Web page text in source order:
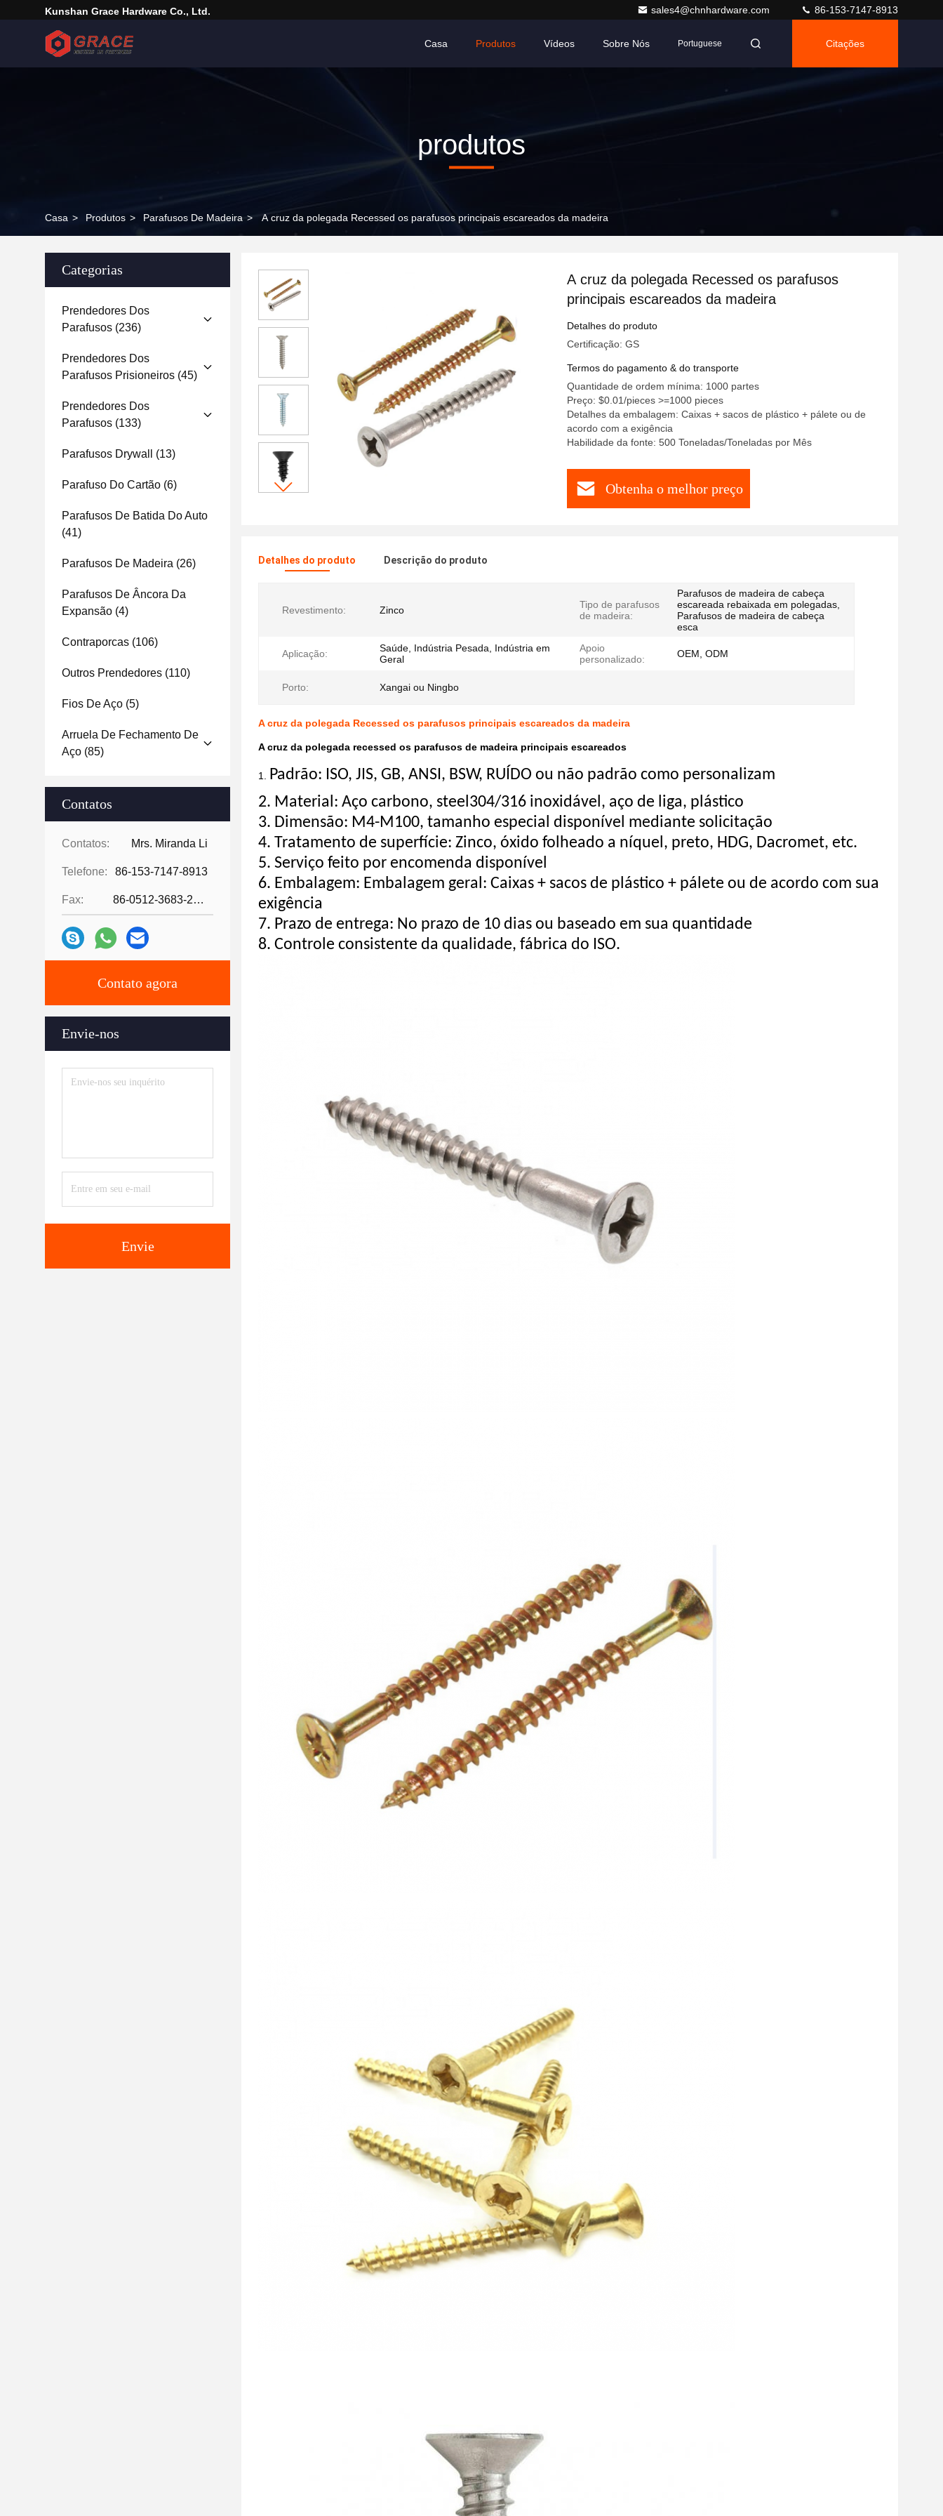
Kunshan Grace Hardware Co., Ltd. sales4@chnhardware.com 86-153-7147-8913
Casa Produtos Vídeos Sobre Nós Portuguese Citações
produtos
Casa > Produtos > Parafusos De Madeira > A cruz da polegada Recessed os parafusos principais escareados da madeira
Categorias
Prendedores Dos
Parafusos (236)
Prendedores Dos
Parafusos Prisioneiros (45)
Prendedores Dos
Parafusos (133)
Parafusos Drywall (13)
Parafuso Do Cartão (6)
Parafusos De Batida Do Auto
(41)
Parafusos De Madeira (26)
Parafusos De Âncora Da
Expansão (4)
Contraporcas (106)
Outros Prendedores (110)
Fios De Aço (5)
Arruela De Fechamento De
Aço (85)
Contatos
Contatos: Mrs. Miranda Li
Telefone: 86-153-7147-8913
Fax: 86-0512-3683-2631
Contato agora
Envie-nos
Envie
A cruz da polegada Recessed os parafusos
principais escareados da madeira
Detalhes do produto
Certificação: GS
Termos do pagamento & do transporte
Quantidade de ordem mínima: 1000 partes
Preço: $0.01/pieces >=1000 pieces
Detalhes da embalagem: Caixas + sacos de plástico + pálete ou de
acordo com a exigência
Habilidade da fonte: 500 Toneladas/Toneladas por Mês
Obtenha o melhor preço
Detalhes do produto Descrição do produto
Revestimento: Zinco
Tipo de parafusos
de madeira:
Parafusos de madeira de cabeça
escareada rebaixada em polegadas,
Parafusos de madeira de cabeça
esca
Aplicação:
Saúde, Indústria Pesada, Indústria em
Geral
Apoio
personalizado:
OEM, ODM
Porto: Xangai ou Ningbo
A cruz da polegada Recessed os parafusos principais escareados da madeira
A cruz da polegada recessed os parafusos de madeira principais escareados
1. Padrão: ISO, JIS, GB, ANSI, BSW, RUÍDO ou não padrão como personalizam
2. Material: Aço carbono, steel304/316 inoxidável, aço de liga, plástico
3. Dimensão: M4-M100, tamanho especial disponível mediante solicitação
4. Tratamento de superfície: Zinco, óxido folheado a níquel, preto, HDG, Dacromet, etc.
5. Serviço feito por encomenda disponível
6. Embalagem: Embalagem geral: Caixas + sacos de plástico + pálete ou de acordo com sua
exigência
7. Prazo de entrega: No prazo de 10 dias ou baseado em sua quantidade
8. Controle consistente da qualidade, fábrica do ISO.